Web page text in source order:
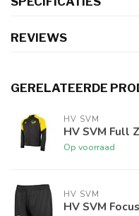
REVIEWS
GERELATEERDE
HV SVM
HV SVM Full
Op voorraad
HV SVM
HV SVM